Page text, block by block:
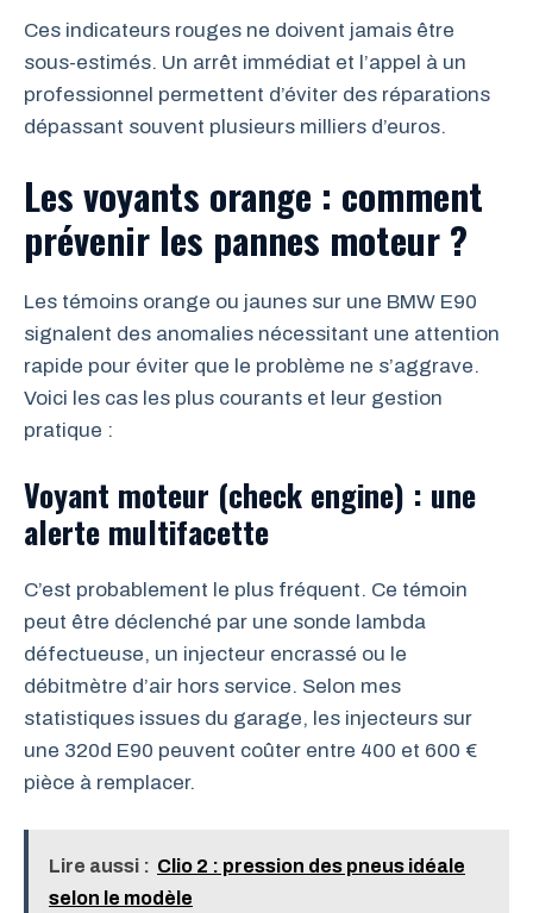
Ces indicateurs rouges ne doivent jamais être
sous-estimés. Un arrêt immédiat et l’appel à un
professionnel permettent d’éviter des réparations
dépassant souvent plusieurs milliers d’euros.
Les voyants orange : comment
prévenir les pannes moteur ?
Les témoins orange ou jaunes sur une BMW E90
signalent des anomalies nécessitant une attention
rapide pour éviter que le problème ne s’aggrave.
Voici les cas les plus courants et leur gestion
pratique :
Voyant moteur (check engine) : une
alerte multifacette
C’est probablement le plus fréquent. Ce témoin
peut être déclenché par une sonde lambda
défectueuse, un injecteur encrassé ou le
débitmètre d’air hors service. Selon mes
statistiques issues du garage, les injecteurs sur
une 320d E90 peuvent coûter entre 400 et 600 €
pièce à remplacer.
Lire aussi : Clio 2 : pression des pneus idéale
selon le modèle